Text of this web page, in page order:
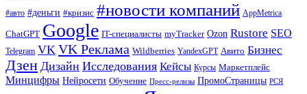
#авто #деньги #кризис #новости компаний AppMetrica
ChatGPT Google IT-специалисты myTracker Ozon Rustore SEO
Telegram VK VK Реклама Wildberries YandexGPT Авито Бизнес
Дзен Дизайн Исследования Кейсы Курсы Маркетплейс
Минцифры Нейросети Обучение Пресс-релизы ПромоСтраницы РСЯ